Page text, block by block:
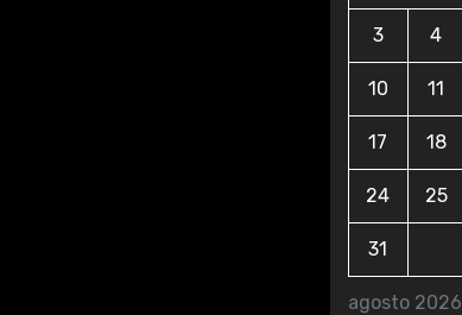
agosto 2026
3 4
10 11
17 18
24 25
31